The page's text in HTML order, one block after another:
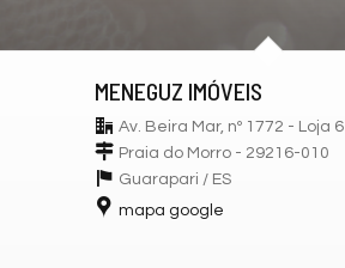
MENEGUZ IMÓVEIS
Av. Beira Mar, nº 1772 - Loja 6
Praia do Morro - 29216-010
Guarapari / ES
mapa google